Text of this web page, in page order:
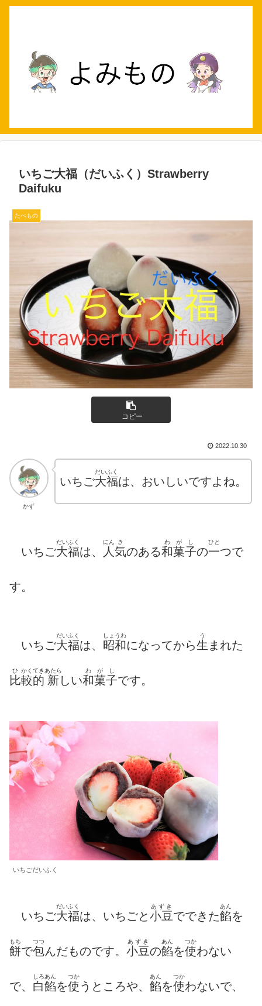
いちご大福（だいふく）Strawberry
Daifuku
たべもの
コピー
2022.10.30
かず
いちご大福
だいふく
は、おいしいですよね。
いちご大福
だいふく
は、 人
にん
気
き
のある和
わ
菓
が
子
し
の一
ひと
つで
す。
いちご大福
だいふく
は、 昭和
しょうわ
になってから生
う
まれた
比
ひ
較的
かくてき
新
あたら
しい和
わ
菓
が
子
し
です。
いちごだいふく
いちご大福
だいふく
は、いちごと小豆
あずき
でできた餡
あん
を
餅
もち
で包
つつ
んだものです。 小豆
あずき
の餡
あん
を使
つか
わない
で、 白
しろ
餡
あん
を使
つか
うところや、 餡
あん
を使
つか
わないで、